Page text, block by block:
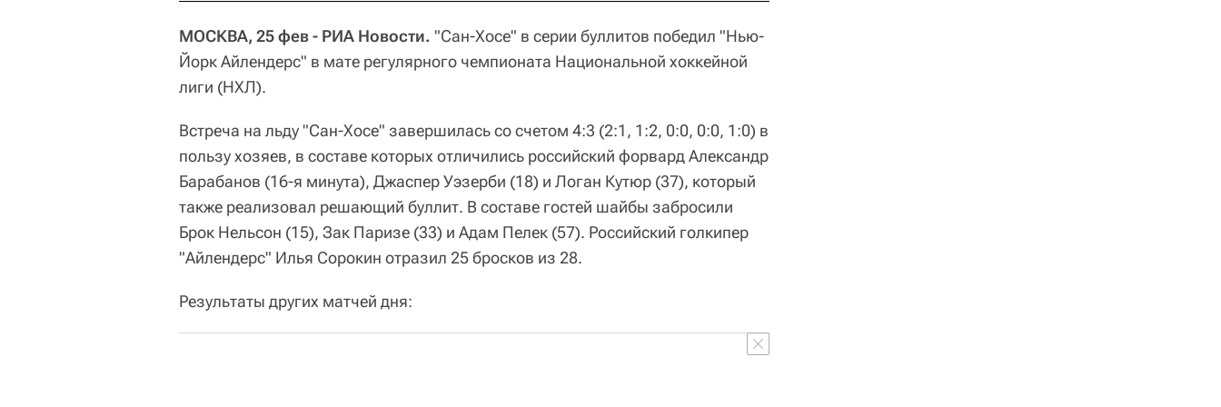
МОСКВА, 25 фев - РИА Новости. "Сан-Хосе" в серии буллитов победил "Нью-
Йорк Айлендерс" в мате регулярного чемпионата Национальной хоккейной
лиги (НХЛ).
Встреча на льду "Сан-Хосе" завершилась со счетом 4:3 (2:1, 1:2, 0:0, 0:0, 1:0) в
пользу хозяев, в составе которых отличились российский форвард Александр
Барабанов (16-я минута), Джаспер Уэзерби (18) и Логан Кутюр (37), который
также реализовал решающий буллит. В составе гостей шайбы забросили
Брок Нельсон (15), Зак Паризе (33) и Адам Пелек (57). Российский голкипер
"Айлендерс" Илья Сорокин отразил 25 бросков из 28.
Результаты других матчей дня: